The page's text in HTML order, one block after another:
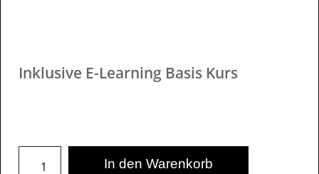
Inklusive E-Learning Basis Kurs
In den Warenkorb